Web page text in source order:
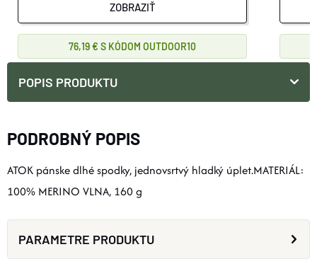
ZOBRAZIŤ
76,19 € OUTDOOR10
POPIS PRODUKTU
PODROBNÝ POPIS
ATOK pánske dlhé spodky, jednovsrtvý hladký úplet.MATERIÁL:
100% MERINO VLNA, 160 g
PARAMETRE PRODUKTU